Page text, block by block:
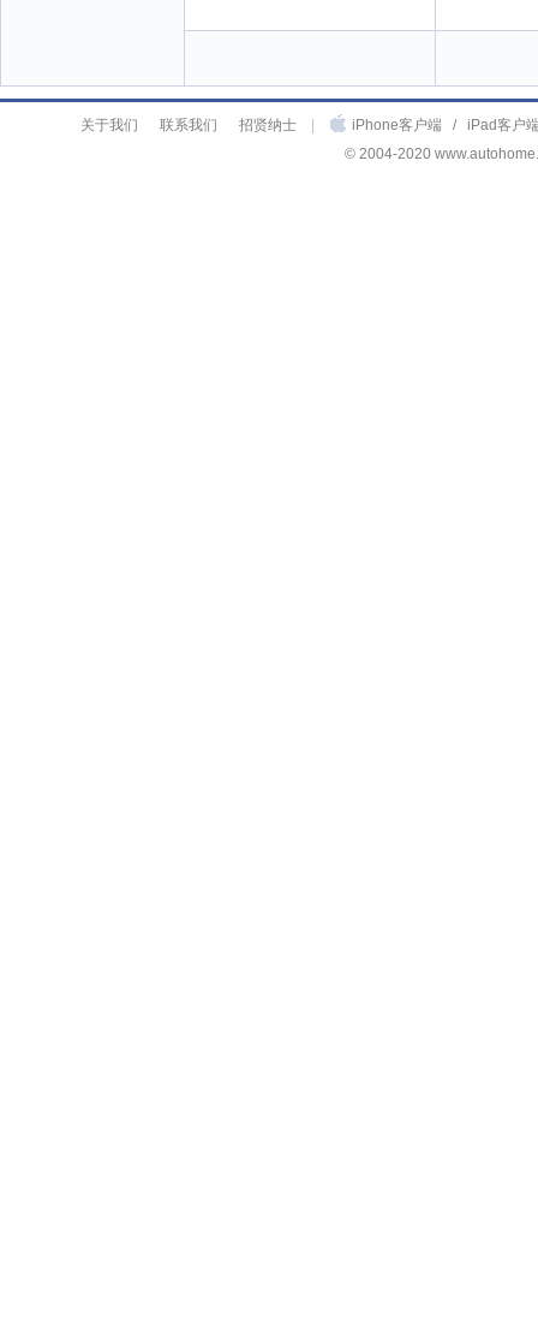
关于我们 联系我们 招贤纳士 iPhone客户端 /
iPad客户
© 2004-2020